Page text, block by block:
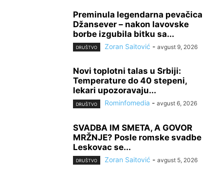
Preminula legendarna pevačica
Džansever – nakon lavovske
borbe izgubila bitku sa...
DRUŠTVO Zoran Saitović - avgust 9, 2026
Novi toplotni talas u Srbiji:
Temperature do 40 stepeni,
lekari upozoravaju...
DRUŠTVO Rominfomedia - avgust 6, 2026
SVADBA IM SMETA, A GOVOR
MRŽNJE? Posle romske svadbe
Leskovac se...
DRUŠTVO Zoran Saitović - avgust 5, 2026